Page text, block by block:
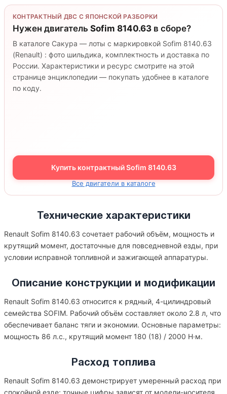
КОНТРАКТНЫЙ ДВС С ЯПОНСКОЙ РАЗБОРКИ
Нужен двигатель Sofim 8140.63 в сборе?
В каталоге Сакура — лоты с маркировкой Sofim 8140.63
(Renault) : фото шильдика, комплектность и доставка по
России. Характеристики и ресурс смотрите на этой
странице энциклопедии — покупать удобнее в каталоге
по коду.
Купить контрактный Sofim 8140.63
Все двигатели в каталоге
Технические характеристики
Renault Sofim 8140.63 сочетает рабочий объём, мощность и
крутящий момент, достаточные для повседневной езды, при
условии исправной топливной и зажигающей аппаратуры.
Описание конструкции и модификации
Renault Sofim 8140.63 относится к рядный, 4-цилиндровый
семейства SOFIM. Рабочий объём составляет около 2.8 л, что
обеспечивает баланс тяги и экономии. Основные параметры:
мощность 86 л.с., крутящий момент 180 (18) / 2000 Н·м.
Расход топлива
Renault Sofim 8140.63 демонстрирует умеренный расход при
спокойной езде; точные цифры зависят от модели-носителя,